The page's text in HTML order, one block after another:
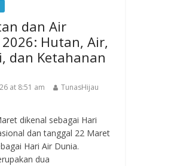
dan Air
Hutan, Air,
dan Ketahanan
at 8:51 am
TunasHijau
dikenal sebagai Hari
dan tanggal 22 Maret
Hari Air Dunia.
dua